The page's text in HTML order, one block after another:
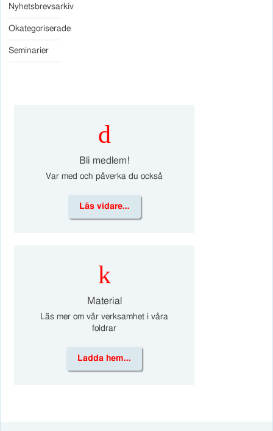
Nyhetsbrevsarkiv
Okategoriserade
Seminarier
d
Bli medlem!
Var med och påverka du också
Läs vidare...
k
Material
Läs mer om vår verksamhet i våra
foldrar
Ladda hem...